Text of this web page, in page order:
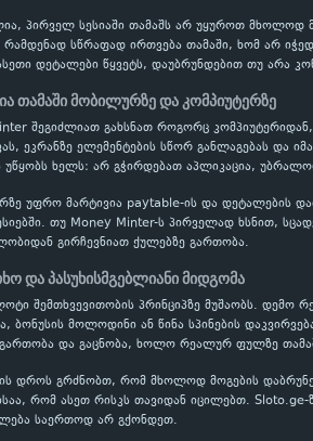
პირველ სესიაში თამაშს არ უყუროთ მხოლოდ
სწრაფად ირთვება თამაში, ხომ არ
დეტალები წყვეტს, დაუბრუნდებით თუ არა
თამაში მობილურზე და კომპიუტერზე
შეგიძლიათ გახსნათ როგორც
ეკრანზე ელემენტების სწორ განლაგებას და
უწყობს ხელს: არ გჭირდებათ აპლიკაცია,
უფრო მარტივია paytable-ის და დეტალების
თუ Money Minter-ს პირველად ხსნით,
გირჩევნიათ ქულებზე გართობა.
და პასუხისმგებლიანი მიდგომა
შემთხვევითობის პრინციპზე მუშაობს. დემო
ბონუსის მოლოდინი ან წინა სპინების
და გაცნობა, ხოლო რეალურ ფულზე
დროს გრძნობთ, რომ მხოლოდ მოგების
რომ ასეთ რისკს თავიდან იცილებთ.
საერთოდ არ გქონდეთ.